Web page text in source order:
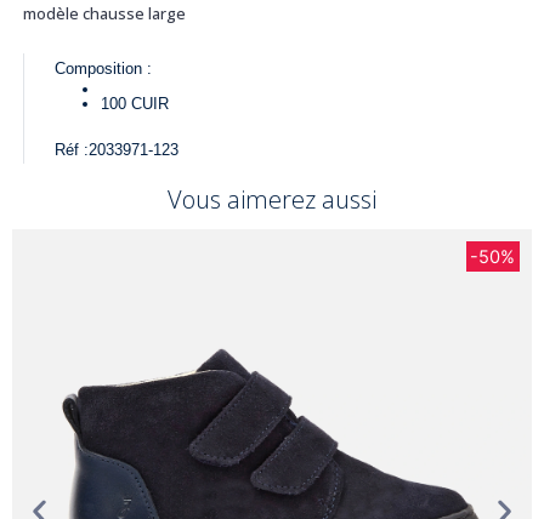
modèle chausse large
Composition :
100 CUIR
Réf :2033971-123
Vous aimerez aussi
-50%